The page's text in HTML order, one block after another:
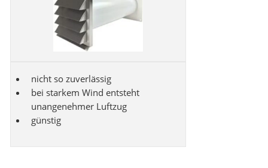
nicht so zuverlässig
bei starkem Wind entsteht
unangenehmer Luftzug
günstig